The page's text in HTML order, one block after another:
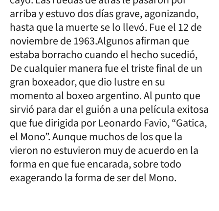
arriba y estuvo dos días grave, agonizando,
hasta que la muerte se lo llevó. Fue el 12 de
noviembre de 1963.Algunos afirman que
estaba borracho cuando el hecho sucedió,
De cualquier manera fue el triste final de un
gran boxeador, que dio lustre en su
momento al boxeo argentino. Al punto que
sirvió para dar el guión a una película exitosa
que fue dirigida por Leonardo Favio, “Gatica,
el Mono”. Aunque muchos de los que la
vieron no estuvieron muy de acuerdo en la
forma en que fue encarada, sobre todo
exagerando la forma de ser del Mono.